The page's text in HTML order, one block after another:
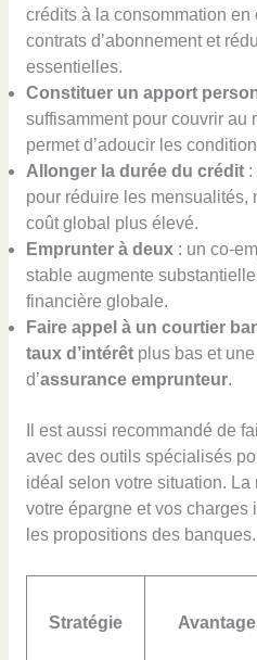
crédits à la consommation
contrats d’abonnement et
essentielles.
Constituer un apport
suffisamment pour couvrir au
permet d’adoucir les
Allonger la durée du crédit:
pour réduire les mensualités,
coût global plus élevé.
Emprunter à deux: un co-
stable augmente
financière globale.
Faire appel à un courtier
taux d’intérêtplus bas et
d’assurance emprunteur.
Il est aussi recommandé de
avec des outils spécialisés
idéal selon votre situation.
votre épargne et vos charges
les propositions des banques.
Stratégie